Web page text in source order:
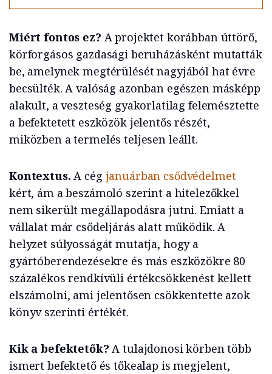
Miért fontos ez? A projektet korábban úttörő,
körforgásos gazdasági beruházásként mutatták
be, amelynek megtérülését nagyjából hat évre
becsülték. A valóság azonban egészen másképp
alakult, a veszteség gyakorlatilag felemésztette
a befektetett eszközök jelentős részét,
miközben a termelés teljesen leállt.
Kontextus. A cég januárban csődvédelmet
kért, ám a beszámoló szerint a hitelezőkkel
nem sikerült megállapodásra jutni. Emiatt a
vállalat már csődeljárás alatt működik. A
helyzet súlyosságát mutatja, hogy a
gyártóberendezésekre és más eszközökre 80
százalékos rendkívüli értékcsökkenést kellett
elszámolni, ami jelentősen csökkentette azok
könyv szerinti értékét.
Kik a befektetők?A tulajdonosi körben több
ismert befektető és tőkealap is megjelent,